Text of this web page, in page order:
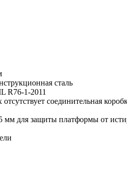
сталь
R76-1-2011
отсутствует соединительная
для защиты платформы от